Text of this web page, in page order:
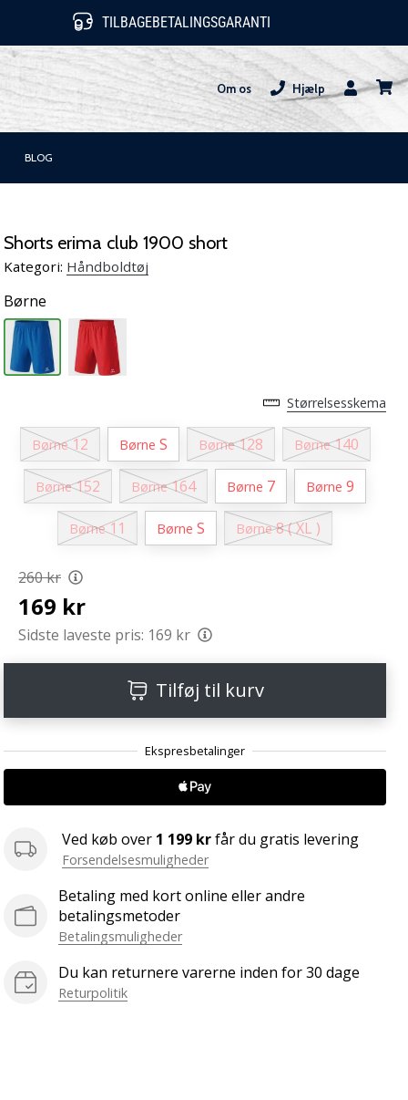
TILBAGEBETALINGSGARANTI
Om os
Hjælp
Bruger
BLOG
Shorts erima club 1900 short
Kategori: Håndboldtøj
Børne
Størrelsesskema
Børne 12 Børne S Børne 128 Børne 140
Børne 152 Børne 164 Børne 7 Børne 9
Børne 11 Børne S Børne 8 ( XL )
260 kr
169 kr
Sidste laveste pris: 169 kr
Tilføj til kurv
Ved køb over 1 199 krfår du gratis levering
Forsendelsesmuligheder
Betaling med kort online eller andre
betalingsmetoder
Betalingsmuligheder
Du kan returnere varerne inden for 30 dage
Returpolitik